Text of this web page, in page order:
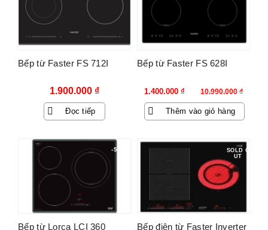
Bếp từ Faster FS 712I
1.900.000 ₫
Đọc tiếp
Bếp từ Faster FS 628I
10.990.000₫
Giá
gốc
là:
1.400.000 ₫
Giá
hiện
tại
Thêm vào giỏ hàng
-55%
Bếp từ Lorca LCI 360
SOLD O
UT
Bếp điện từ Faster Inverter